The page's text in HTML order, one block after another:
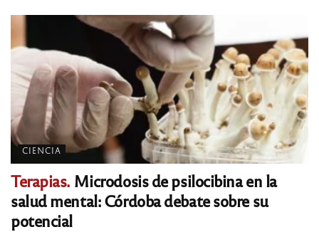
CIENCIA
Terapias. Microdosis de psilocibina en la
salud mental: Córdoba debate sobre su
potencial